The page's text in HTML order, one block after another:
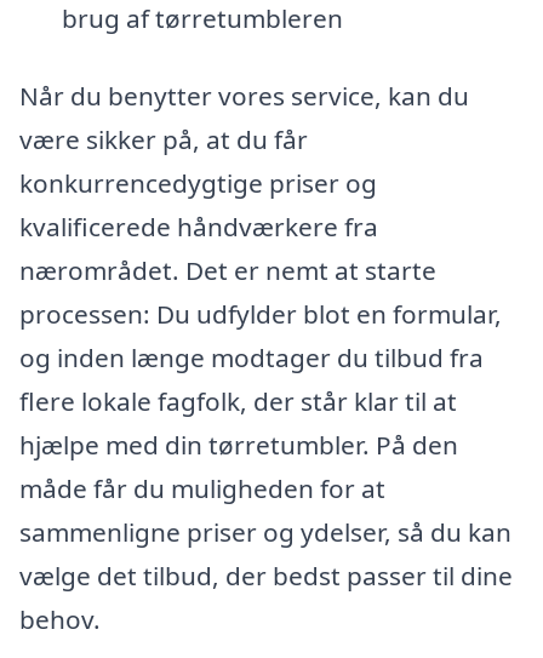
brug af tørretumbleren
Når du benytter vores service, kan du
være sikker på, at du får
konkurrencedygtige priser og
kvalificerede håndværkere fra
nærområdet. Det er nemt at starte
processen: Du udfylder blot en formular,
og inden længe modtager du tilbud fra
flere lokale fagfolk, der står klar til at
hjælpe med din tørretumbler. På den
måde får du muligheden for at
sammenligne priser og ydelser, så du kan
vælge det tilbud, der bedst passer til dine
behov.